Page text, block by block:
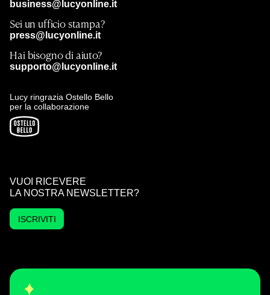
business@lucyonline.it
Sei un ufficio stampa?
press@lucyonline.it
Hai bisogno di aiuto?
supporto@lucyonline.it
Lucy ringrazia Ostello Bello
per la collaborazione
VUOI RICEVERE
LA NOSTRA NEWSLETTER?
ISCRIVITI